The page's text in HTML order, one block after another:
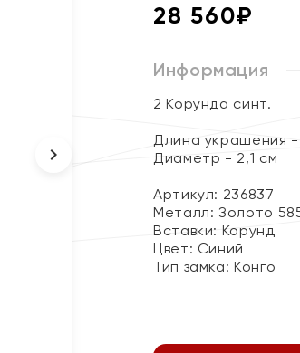
28 560₽
Информация
2 Корунда синт.
Длина украшения -
Диаметр - 2,1 см
Артикул: 236837
Металл:Золото
Вставки: Корунд
Цвет: Синий
Тип замка:Конго